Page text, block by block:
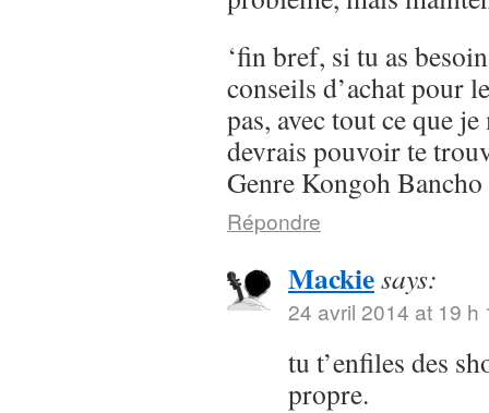
‘fin bref, si tu as
conseils d’achat pour
pas, avec tout ce que
devrais pouvoir te
Genre Kongoh Bancho
Répondre
Mackiesays:
24 avril 2014 at 19 h
tu t’enfiles des
propre.